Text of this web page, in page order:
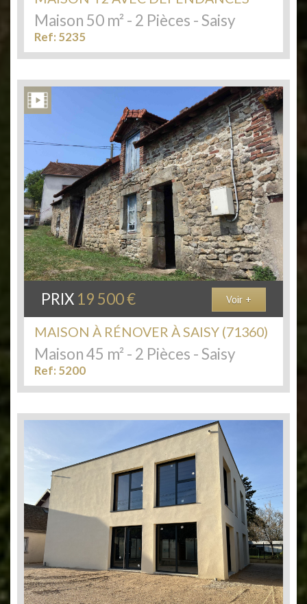
Maison 50 m² - 2 Pièces - Saisy
Ref: 5235
PRIX 19 500€ Voir +
MAISON À RÉNOVER À SAISY (71360)
Maison 45 m² - 2 Pièces - Saisy
Ref: 5200